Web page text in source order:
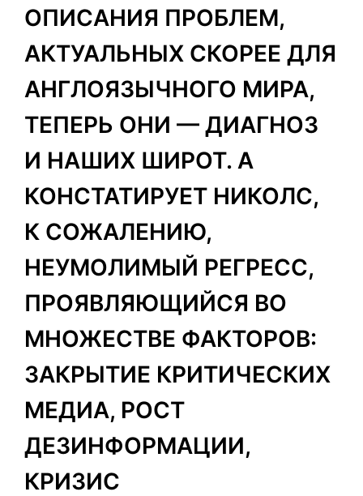
ОПИСАНИЯ ПРОБЛЕМ,
АКТУАЛЬНЫХ СКОРЕЕ ДЛЯ
АНГЛОЯЗЫЧНОГО МИРА,
ТЕПЕРЬ ОНИ — ДИАГНОЗ
И НАШИХ ШИРОТ. А
КОНСТАТИРУЕТ НИКОЛС,
К СОЖАЛЕНИЮ,
НЕУМОЛИМЫЙ РЕГРЕСС,
ПРОЯВЛЯЮЩИЙСЯ ВО
МНОЖЕСТВЕ ФАКТОРОВ:
ЗАКРЫТИЕ КРИТИЧЕСКИХ
МЕДИА, РОСТ
ДЕЗИНФОРМАЦИИ,
КРИЗИС